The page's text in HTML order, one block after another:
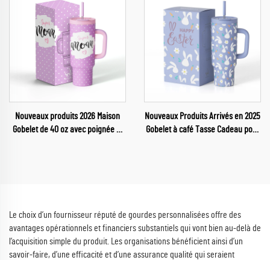
Nouveaux produits 2026 Maison
Gobelet de 40 oz avec poignée et
Nouveaux Produits Arrivés en 2025
Gobelet à café Tasse Cadeau pour
Le choix d’un fournisseur réputé de gourdes personnalisées offre des
avantages opérationnels et financiers substantiels qui vont bien au-delà de
l’acquisition simple du produit. Les organisations bénéficient ainsi d’un
savoir-faire, d’une efficacité et d’une assurance qualité qui seraient